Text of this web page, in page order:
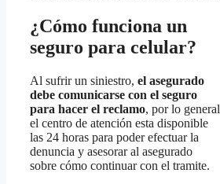
¿Cómo funciona un
seguro para celular?
Al sufrir un siniestro, el asegurado
debe comunicarse con el seguro
para hacer el reclamo, por lo general
el centro de atención esta disponible
las 24 horas para poder efectuar la
denuncia y asesorar al asegurado
sobre cómo continuar con el tramite.